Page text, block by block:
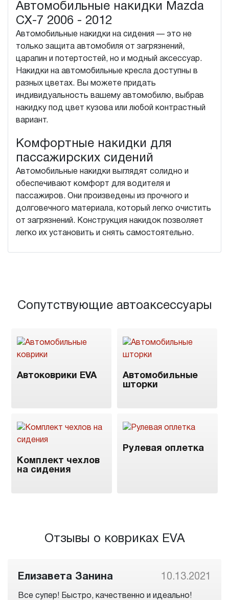
Автомобильные накидки Mazda
CX-7 2006 - 2012
Автомобильные накидки на сидения — это не
только защита автомобиля от загрязнений,
царапин и потертостей, но и модный аксессуар.
Накидки на автомобильные кресла доступны в
разных цветах. Вы можете придать
индивидуальность вашему автомобилю, выбрав
накидку под цвет кузова или любой контрастный
вариант.
Комфортные накидки для
пассажирских сидений
Автомобильные накидки выглядят солидно и
обеспечивают комфорт для водителя и
пассажиров. Они произведены из прочного и
долговечного материала, который легко очистить
от загрязнений. Конструкция накидок позволяет
легко их установить и снять самостоятельно.
Сопутствующие автоаксессуары
Автоковрики EVA
Автомобильные
шторки
Комплект чехлов
на сидения
Рулевая оплетка
Отзывы о ковриках EVA
Елизавета Занина 10.13.2021
Все супер! Быстро, качественно и идеально!